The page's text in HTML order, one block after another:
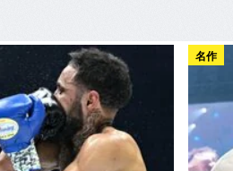
名作